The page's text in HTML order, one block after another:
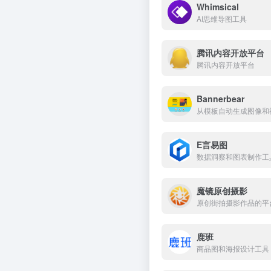
Whimsical
AI思维导图工具
腾讯内容开放平台
腾讯内容开放平台
Bannerbear
从模板自动生成图像和
E言易图
数据洞察和图表制作工
魔镜原创摄影
原创街拍摄影作品的平
鹿班
商品图和海报设计工具